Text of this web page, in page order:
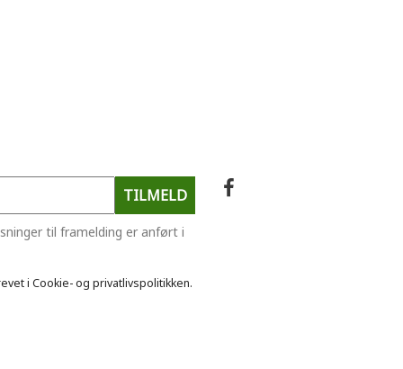
til framelding er anført i
i Cookie- og privatlivspolitikken.